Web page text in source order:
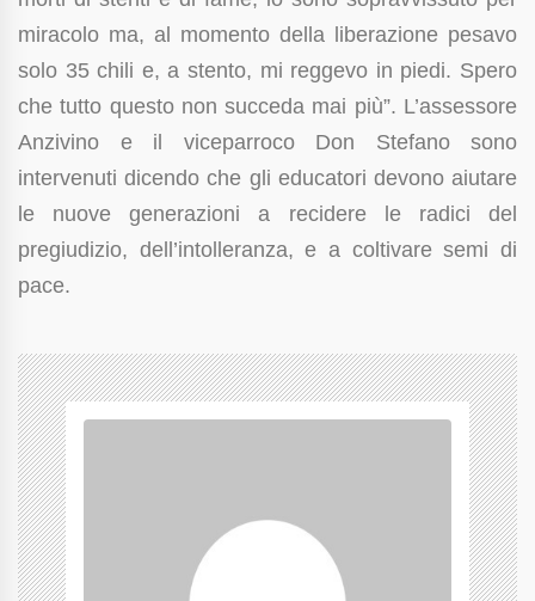
miracolo ma, al momento della liberazione pesavo
solo 35 chili e, a stento, mi reggevo in piedi. Spero
che tutto questo non succeda mai più”. L’assessore
Anzivino e il viceparroco Don Stefano sono
intervenuti dicendo che gli educatori devono aiutare
le nuove generazioni a recidere le radici del
pregiudizio, dell’intolleranza, e a coltivare semi di
pace.